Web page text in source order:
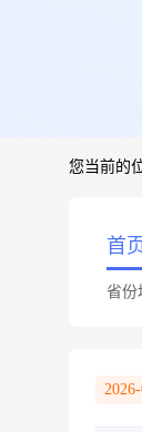
您当前的
首
省份